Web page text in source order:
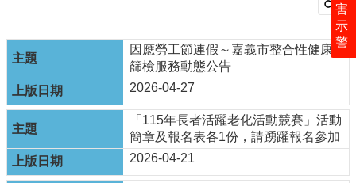
衛
生
局
科
簡
介
害
示
警
因應勞工節連假～嘉義市整合性健康
篩檢服務動態公告
2026-04-27
「115年長者活躍老化活動競賽」活動
簡章及報名表各1份，請踴躍報名參加
2026-04-21